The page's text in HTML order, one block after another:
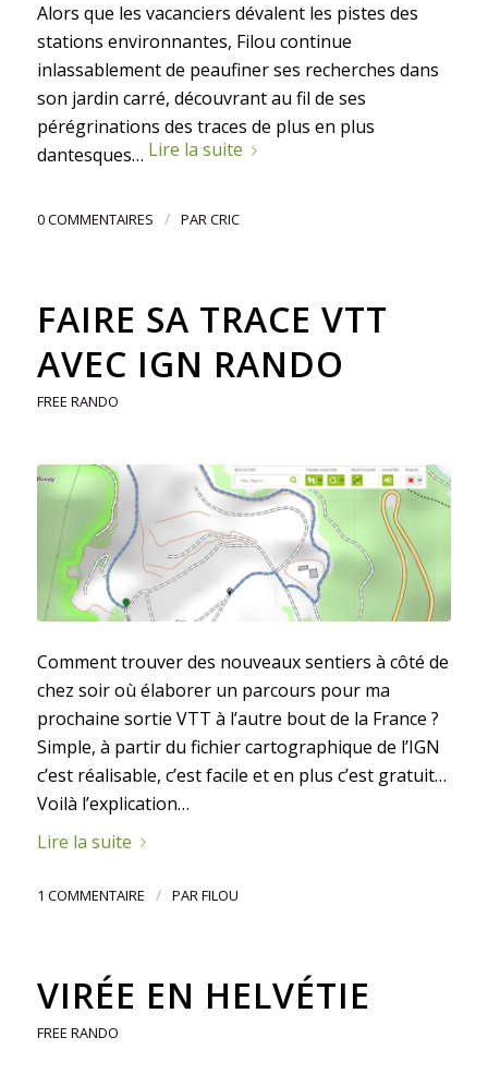
Alors que les vacanciers dévalent les pistes des
stations environnantes, Filou continue
inlassablement de peaufiner ses recherches dans
son jardin carré, découvrant au fil de ses
pérégrinations des traces de plus en plus
dantesques… Lire la suite
0 COMMENTAIRES / PAR CRIC
FAIRE SA TRACE VTT
AVEC IGN RANDO
FREE RANDO
Comment trouver des nouveaux sentiers à côté de
chez soir où élaborer un parcours pour ma
prochaine sortie VTT à l’autre bout de la France ?
Simple, à partir du fichier cartographique de l’IGN
c’est réalisable, c’est facile et en plus c’est gratuit…
Voilà l’explication…
Lire la suite
1 COMMENTAIRE / PARFILOU
VIRÉE EN HELVÉTIE
FREE RANDO